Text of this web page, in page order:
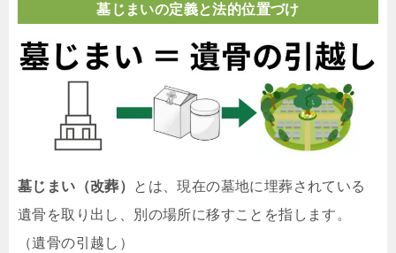
墓じまいの定義と法的位置づけ
墓じまい（改葬）
とは、現在の墓地に埋葬されている
遺骨を取り出し、別の場所に移すことを指します。
（遺骨の引越し）